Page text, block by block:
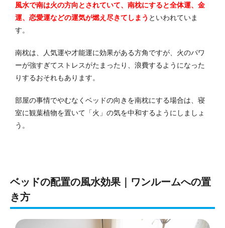
風水で南は火の方向とされていて、南枕にすると全体運、金
運、恋愛運などの運気が燃え尽きてしまう といわれていま
す。
南枕は、人気運や才能運に効果がある方角ですが、火のパワ
ーが強すぎてストレスがたまったり、浪費するようになった
りするおそれもあります。
部屋の事情でやむなくベッドの向きを南枕にする場合は、寝
室に観葉植物を置いて「火」の気を中和するようにしましょ
う。
ベッドの配置の風水効果｜ワンルームへの置
き方